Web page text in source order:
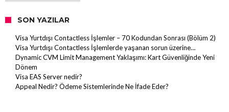
SON YAZILAR
Visa Yurtdışı Contactless İşlemler – 70 Kodundan Sonrası (Bölüm 2)
Visa Yurtdışı Contactless İşlemlerde yaşanan sorun üzerine…
Dynamic CVM Limit Management Yaklaşımı: Kart Güvenliğinde Yeni
Dönem
Visa EAS Server nedir?
Appeal Nedir? Ödeme Sistemlerinde Ne İfade Eder?